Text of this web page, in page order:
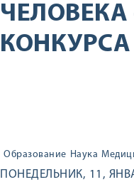
ЧЕЛОВЕКА
КОНКУРСА
Образование Наука
ПОНЕДЕЛЬНИК, 11,